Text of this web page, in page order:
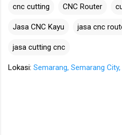
cnc cutting CNC Router
Jasa CNC Kayu jasa cnc
jasa cutting cnc
Lokasi: Semarang, Semarang